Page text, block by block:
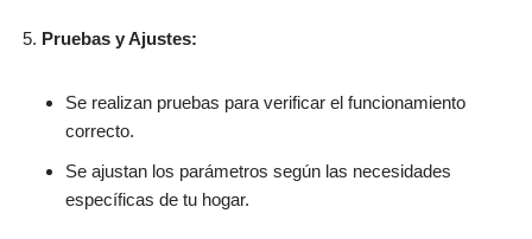
Pruebas y Ajustes:
Se realizan pruebas para verificar el funcionamiento
correcto.
Se ajustan los parámetros según las necesidades
específicas de tu hogar.